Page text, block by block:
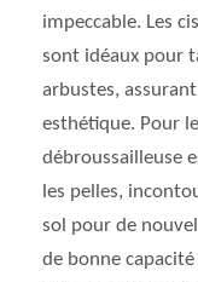
impeccable. Les
sont idéaux pour
arbustes,
esthétique. Pour
débroussailleuse
les pelles,
sol pour de
de bonne